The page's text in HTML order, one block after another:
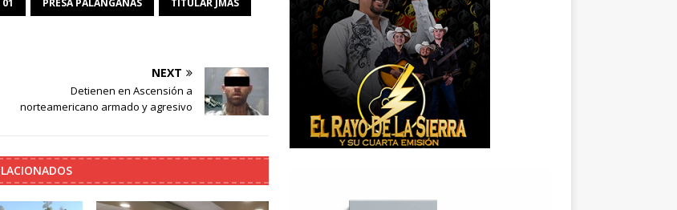
PRESA PALANGANAS TITULAR JMAS
NEXT
Detienen en Ascensión a
norteamericano armado y agresivo